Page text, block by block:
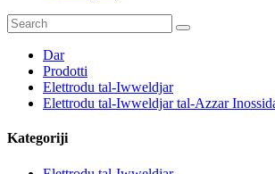
Dar
Prodotti
Elettrodu tal-Iwweldjar
Elettrodu tal-Iwweldjar tal-Azzar
Kategoriji